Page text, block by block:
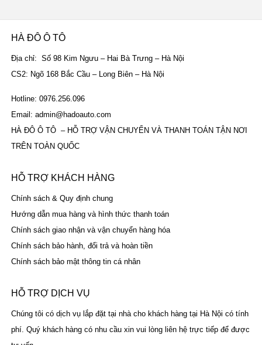
HÀ ĐÔ Ô TÔ
Địa chỉ: Số 98 Kim Ngưu – Hai Bà Trưng – Hà Nội
CS2: Ngõ 168 Bắc Cầu – Long Biên – Hà Nội
Hotline: 0976.256.096
Email: admin@hadoauto.com
HÀ ĐÔ Ô TÔ – HỖ TRỢ VẬN CHUYỂN VÀ THANH TOÁN TẬN NƠI
TRÊN TOÀN QUỐC
HỖ TRỢ KHÁCH HÀNG
Chính sách & Quy định chung
Hướng dẫn mua hàng và hình thức thanh toán
Chính sách giao nhận và vận chuyển hàng hóa
Chính sách bảo hành, đổi trả và hoàn tiền
Chính sách bảo mật thông tin cá nhân
HỖ TRỢ DỊCH VỤ
Chúng tôi có dịch vụ lắp đặt tại nhà cho khách hàng tại Hà Nội có tính
phí. Quý khách hàng có nhu cầu xin vui lòng liên hệ trực tiếp để được